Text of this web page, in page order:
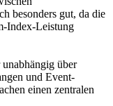
besonders gut, da die
Index-Leistung
über
und Event-
einen zentralen